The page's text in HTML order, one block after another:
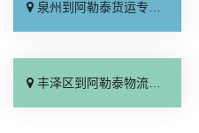
泉州到阿勒泰货运专线-泉州到阿勒泰物流公司_快速直达「直达特快专线」
丰泽区到阿勒泰物流专线_全程定位「省事省心」